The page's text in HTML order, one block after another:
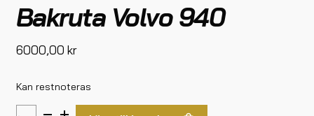
Bakruta Volvo 940
6000,00 kr
Kan restnoteras